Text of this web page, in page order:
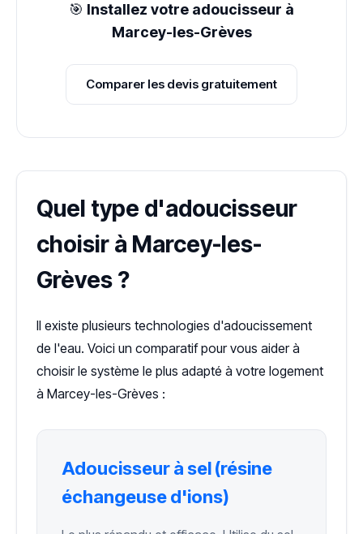
🎯 Installez votre adoucisseur à
Marcey-les-Grèves
Comparer les devis gratuitement
Quel type d'adoucisseur
choisir à Marcey-les-
Grèves ?
Il existe plusieurs technologies d'adoucissement
de l'eau. Voici un comparatif pour vous aider à
choisir le système le plus adapté à votre logement
à Marcey-les-Grèves :
Adoucisseur à sel (résine
échangeuse d'ions)